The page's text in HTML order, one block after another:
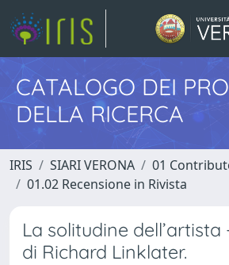
CATALOGO DEI
DELLA RICERCA
IRIS SIARI VERONA
01
01.02 Recensione in Rivista
La solitudine dell’artista
di Richard Linklater.